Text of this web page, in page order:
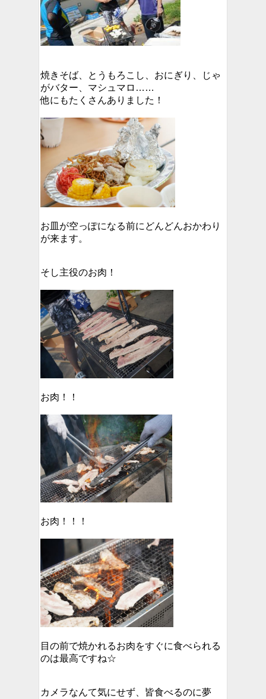
焼きそば、とうもろこし、おにぎり、じゃ
がバター、マシュマロ……
他にもたくさんありました！
お皿が空っぽになる前にどんどんおかわり
が来ます。
そし主役のお肉！
お肉！！
お肉！！！
目の前で焼かれるお肉をすぐに食べられる
のは最高ですね☆
カメラなんて気にせず、皆食べるのに夢